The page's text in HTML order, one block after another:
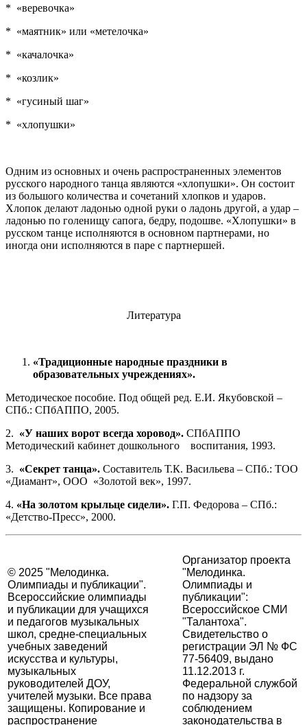
* «веревочка»
* «маятник» или «метелочка»
* «качалочка»
* «козлик»
* «гусиный шаг»
* «хлопушки»
Одним из основных и очень распространенных элементов
русского народного танца являются «хлопушки». Он состоит
из большого количества и сочетаний хлопков и ударов.
Хлопок делают ладонью одной руки о ладонь другой, а удар –
ладонью по голенищу сапога, бедру, подошве. «Хлопушки» в
русском танце исполняются в основном партнерами, но
иногда они исполняются в паре с партнершей.
Литература
«Традиционные народные праздники в
образовательных учреждениях».
Методическое пособие. Под общей ред. Е.И. Якубовской –
СПб.: СПбАППО, 2005.
2. «У наших ворот всегда хоровод». СПбАППО
Методический кабинет дошкольного воспитания, 1993.
3. «Секрет танца». Составитель Т.К. Васильева – СПб.: ТОО
«Диамант», ООО «Золотой век», 1997.
4. «На золотом крыльце сидели». Г.П. Федорова – СПб.:
«Детство-Пресс», 2000.
© 2025 "Мелодинка.
Олимпиады и публикации".
Всероссийские олимпиады
и публикации для учащихся
и педагогов музыкальных
школ, средне-специальных
учебных заведений
искусства и культуры,
музыкальных
руководителей ДОУ,
учителей музыки. Все права
защищены. Копирование и
распространение
Организатор проекта
"Мелодинка.
Олимпиады и
публикации":
Всероссийское СМИ
"Талантоха".
Свидетельство о
регистрации ЭЛ № ФС
77-56409, выдано
11.12.2013 г.
Федеральной службой
по надзору за
соблюдением
законодательства в